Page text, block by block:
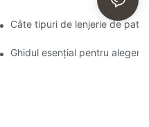
atât de confortabilă
Câte tipuri de lenjerie de pat
calitate, precum cele
Ghidul esențial pentru